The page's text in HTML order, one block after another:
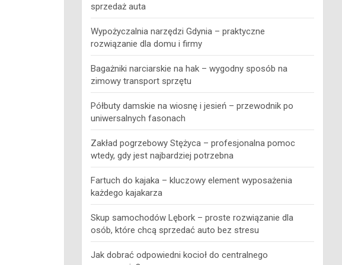
sprzedaż auta
Wypożyczalnia narzędzi Gdynia – praktyczne
rozwiązanie dla domu i firmy
Bagażniki narciarskie na hak – wygodny sposób na
zimowy transport sprzętu
Półbuty damskie na wiosnę i jesień – przewodnik po
uniwersalnych fasonach
Zakład pogrzebowy Stężyca – profesjonalna pomoc
wtedy, gdy jest najbardziej potrzebna
Fartuch do kajaka – kluczowy element wyposażenia
każdego kajakarza
Skup samochodów Lębork – proste rozwiązanie dla
osób, które chcą sprzedać auto bez stresu
Jak dobrać odpowiedni kocioł do centralnego